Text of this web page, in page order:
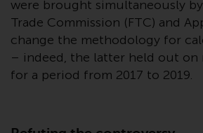
gemäß dem Investment
Act von 1940 („40 Act
registriert sind. Die 40
akzeptieren im
Anlagen von Nicht-US-
were brought simultaneously
Trade Commission (FTC) and
change the methodology for
– indeed, the latter held out on
for a period from 2017 to 2019.